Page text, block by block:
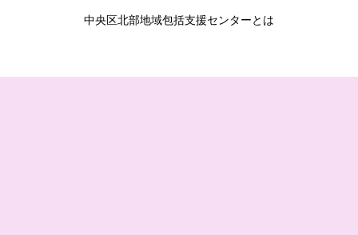
中央区北部地域包括支援センターとは